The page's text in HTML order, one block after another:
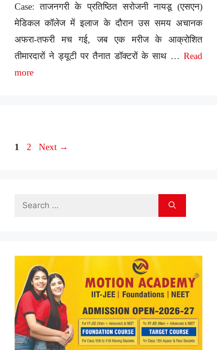
Case: ताजनगरी के प्रतिष्ठित सरोजनी नायडू (एसएन)
मेडिकल कॉलेज में इलाज के दौरान उस समय अचानक
अफरा-तफरी मच गई, जब एक मरीज के आक्रोशित
तीमारदारों ने ड्यूटी पर तैनात डॉक्टरों के साथ … Read
more
Page
1 Page
2 Next →
Search